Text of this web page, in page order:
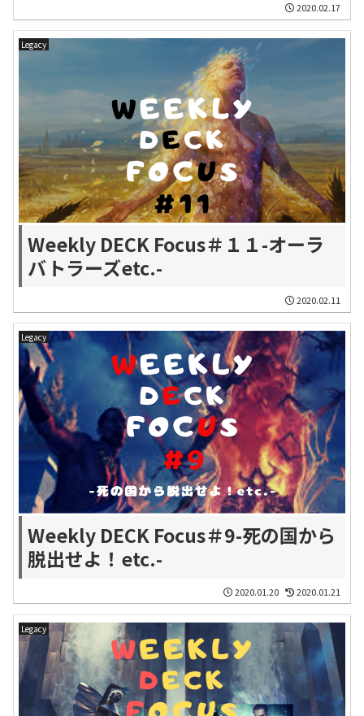
2020.02.17
Legacy
Weekly DECK Focus＃１１-オーラ
バトラーズetc.-
2020.02.11
Legacy
Weekly DECK Focus＃9-死の国から
脱出せよ！etc.-
2020.01.20 2020.01.21
Legacy